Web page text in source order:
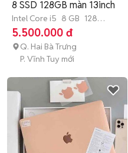
8 SSD 128GB màn 13inch
Intel Core i5 8 GB 128
GB SSD
5.500.000 đ
Q. Hai Bà Trưng
P. Vĩnh Tuy mới